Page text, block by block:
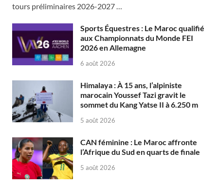
tours préliminaires 2026-2027 …
Sports Équestres : Le Maroc qualifié
aux Championnats du Monde FEI
2026 en Allemagne
6 août 2026
Himalaya : À 15 ans, l’alpiniste
marocain Youssef Tazi gravit le
sommet du Kang Yatse II à 6.250 m
5 août 2026
CAN féminine : Le Maroc affronte
l’Afrique du Sud en quarts de finale
5 août 2026